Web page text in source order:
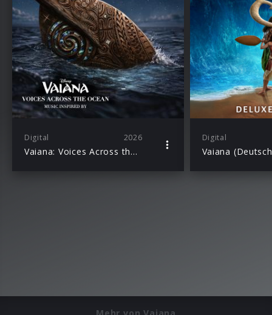
Digital 2026
Vaiana: Voices Across the Ocean (Music Inspired By)
Digital
Mehr von Vaiana